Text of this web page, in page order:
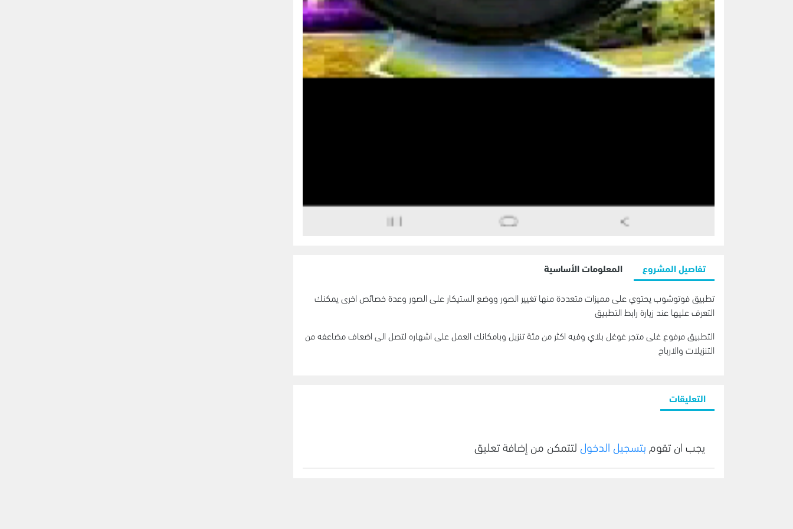
تفاصيل المشروع المعلومات الأساسية
تطبيق فوتوشوب يحتوي على مميزات متعددة منها تغيير الصور ووضع الستيكار على الصور وعدة خصائص اخرى يمكنك
التعرف عليها عند زيارة رابط التطبيق
التطبيق مرفوع غلى متجر غوغل بلاي وفيه اكثر من مئة تنزيل وبامكانك العمل على اشهاره لتصل الى اضعاف مضاعفه من
التنزيلات والارباح
التعليقات
يجب ان تقوم بتسجيل الدخول لتتمكن من إضافة تعليق